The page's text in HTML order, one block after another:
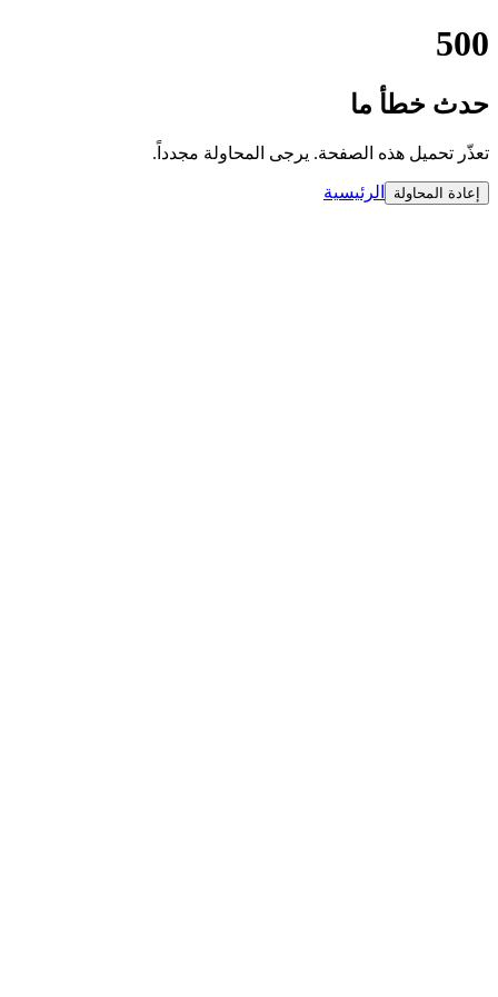
500
حدث خطأ ما
تعذّر تحميل هذه الصفحة. يرجى المحاولة مجدداً.
إعادة المحاولة الرئيسية